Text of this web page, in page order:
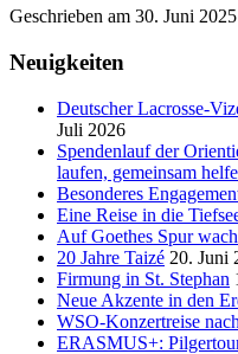
Geschrieben am 30. Juni 2025
Neuigkeiten
Deutscher Lacrosse-
Juli 2026
Spendenlauf der
laufen, gemeinsam
Besonderes
Eine Reise in die
Auf Goethes Spur
20 Jahre Taizé 20. Juni
Firmung in St. Stephan
Neue Akzente in den
WSO-Konzertreise
ERASMUS+: